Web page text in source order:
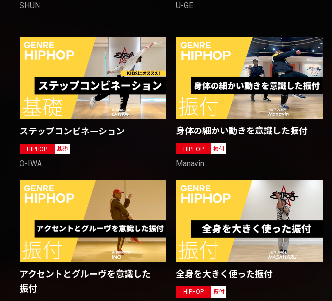
SHUN U-GE
ステップコンビネーション
HIPHOP 基礎
O-IWA
身体の細かい動きを意識した振付
HIPHOP 振付
Manavin
アクセントとグルーヴを意識した
振付
全身を大きく使った振付
HIPHOP 振付